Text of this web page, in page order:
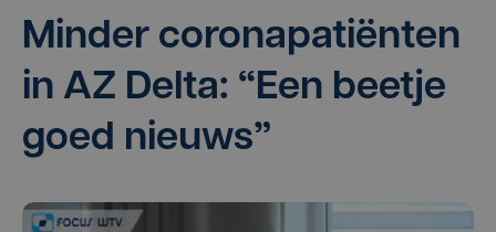
Min­der coron­a­pa­ti­ën­ten
in AZ Del­ta: “Een beet­je
goed nieuws”